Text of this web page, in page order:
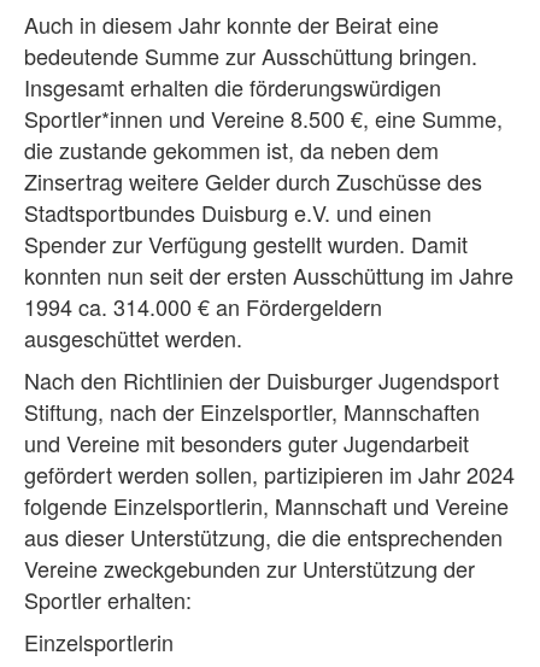
Auch in diesem Jahr konnte der Beirat eine
bedeutende Summe zur Ausschüttung bringen.
Insgesamt erhalten die förderungswürdigen
Sportler*innen und Vereine 8.500 €, eine Summe,
die zustande gekommen ist, da neben dem
Zinsertrag weitere Gelder durch Zuschüsse des
Stadtsportbundes Duisburg e.V. und einen
Spender zur Verfügung gestellt wurden. Damit
konnten nun seit der ersten Ausschüttung im Jahre
1994 ca. 314.000 € an Fördergeldern
ausgeschüttet werden.
Nach den Richtlinien der Duisburger Jugendsport
Stiftung, nach der Einzelsportler, Mannschaften
und Vereine mit besonders guter Jugendarbeit
gefördert werden sollen, partizipieren im Jahr 2024
folgende Einzelsportlerin, Mannschaft und Vereine
aus dieser Unterstützung, die die entsprechenden
Vereine zweckgebunden zur Unterstützung der
Sportler erhalten:
Einzelsportlerin